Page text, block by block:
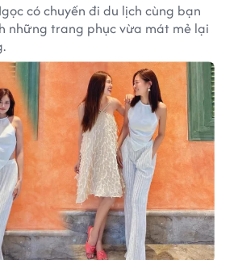
có chuyến đi du lịch cùng bạn
những trang phục vừa mát mẻ lại